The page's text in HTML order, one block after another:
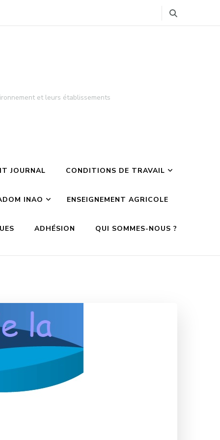
et leurs établissements
JOURNAL CONDITIONS DE TRAVAIL
INAO ENSEIGNEMENT AGRICOLE
ADHÉSION QUI SOMMES-NOUS ?